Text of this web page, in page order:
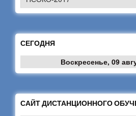
СЕГОДНЯ
Воскресенье, 09
САЙТ ДИСТАНЦИОННОГО